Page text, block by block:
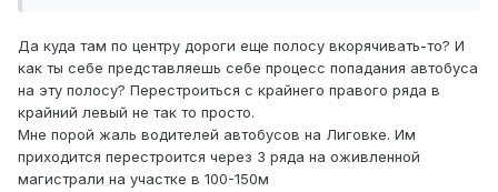
Да куда там по центру дороги еще полосу вкорячивать-то? И
как ты себе представляешь себе процесс попадания автобуса
на эту полосу? Перестроиться с крайнего правого ряда в
крайний левый не так то просто.
Мне порой жаль водителей автобусов на Лиговке. Им
приходится перестроится через 3 ряда на оживленной
магистрали на участке в 100-150м